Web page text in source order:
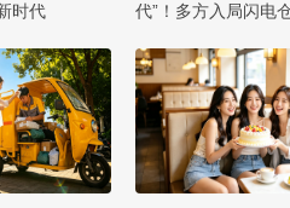
时代
代”！多方入局闪电